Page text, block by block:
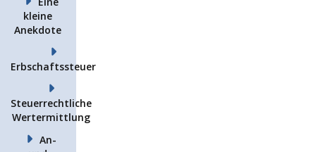
kleine
Anekdote
Erbschaftssteuer
Steuerrechtliche
Wertermittlung
An-